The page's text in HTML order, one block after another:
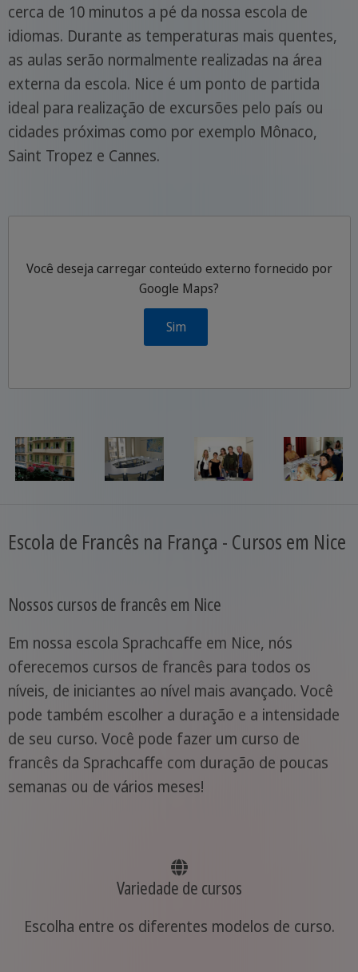
cerca de 10 minutos a pé da nossa escola de
idiomas. Durante as temperaturas mais quentes,
as aulas serão normalmente realizadas na área
externa da escola. Nice é um ponto de partida
ideal para realização de excursões pelo país ou
cidades próximas como por exemplo Mônaco,
Saint Tropez e Cannes.
Você deseja carregar conteúdo externo fornecido por
Google Maps?
Sim
Escola de Francês na França - Cursos em Nice
Nossos cursos de francês em Nice
Em nossa escola Sprachcaffe em Nice, nós
oferecemos cursos de francês para todos os
níveis, de iniciantes ao nível mais avançado. Você
pode também escolher a duração e a intensidade
de seu curso. Você pode fazer um curso de
francês da Sprachcaffe com duração de poucas
semanas ou de vários meses!
Variedade de cursos
Escolha entre os diferentes modelos de curso.